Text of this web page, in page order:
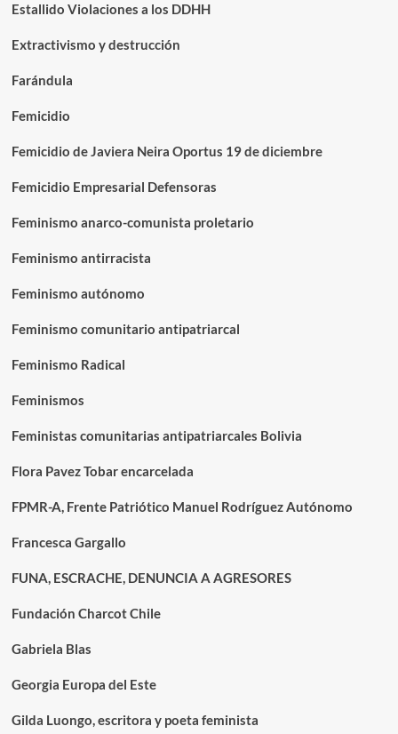
Estallido Violaciones a los DDHH
Extractivismo y destrucción
Farándula
Femicidio
Femicidio de Javiera Neira Oportus 19 de diciembre
Femicidio Empresarial Defensoras
Feminismo anarco-comunista proletario
Feminismo antirracista
Feminismo autónomo
Feminismo comunitario antipatriarcal
Feminismo Radical
Feminismos
Feministas comunitarias antipatriarcales Bolivia
Flora Pavez Tobar encarcelada
FPMR-A, Frente Patriótico Manuel Rodríguez Autónomo
Francesca Gargallo
FUNA, ESCRACHE, DENUNCIA A AGRESORES
Fundación Charcot Chile
Gabriela Blas
Georgia Europa del Este
Gilda Luongo, escritora y poeta feminista